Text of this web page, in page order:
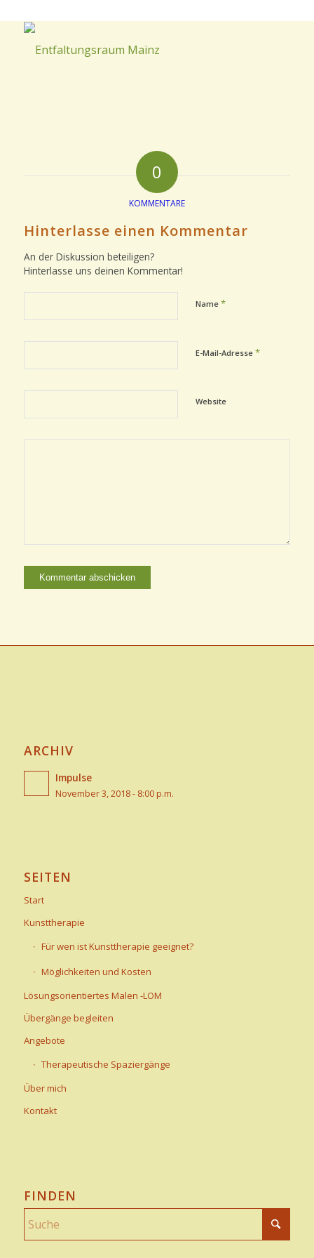
0
KOMMENTARE
Hinterlasse einen Kommentar
An der Diskussion beteiligen?
Hinterlasse uns deinen Kommentar!
Name *
E-Mail-Adresse *
Website
ARCHIV
Impulse
November 3, 2018 - 8:00 p.m.
SEITEN
Start
Kunsttherapie
Für wen ist Kunsttherapie geeignet?
Möglichkeiten und Kosten
Lösungsorientiertes Malen -LOM
Übergänge begleiten
Angebote
Therapeutische Spaziergänge
Über mich
Kontakt
FINDEN